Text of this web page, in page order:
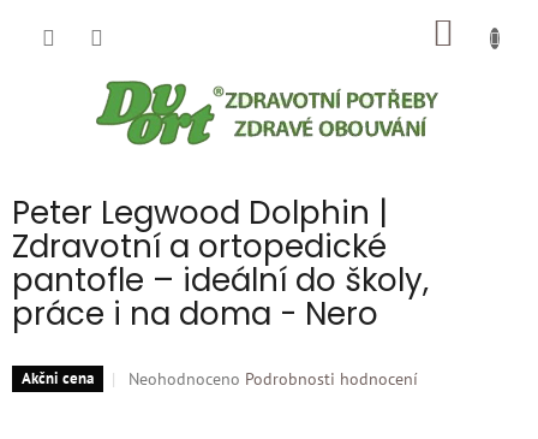
Peter Legwood Dolphin |
Zdravotní a ortopedické
pantofle – ideální do školy,
práce i na doma - Nero
Akčni cena
Průměrné
Neohodnoceno Podrobnosti hodnocení